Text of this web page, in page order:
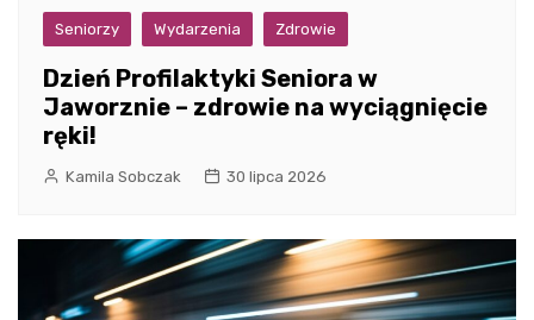
Seniorzy Wydarzenia Zdrowie
Dzień Profilaktyki Seniora w
Jaworznie – zdrowie na wyciągnięcie
ręki!
Kamila Sobczak 30 lipca 2026